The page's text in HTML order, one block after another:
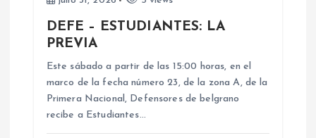
DEFE – ESTUDIANTES: LA
PREVIA
Este sábado a partir de las 15:00 horas, en el
marco de la fecha número 23, de la zona A, de la
Primera Nacional, Defensores de belgrano
recibe a Estudiantes…